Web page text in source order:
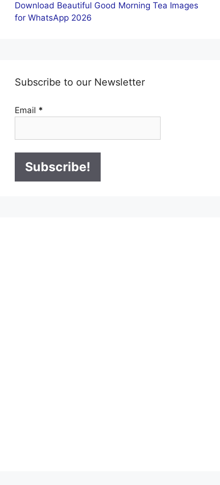
Download Beautiful Good Morning Tea Images
for WhatsApp 2026
Subscribe to our Newsletter
Email *